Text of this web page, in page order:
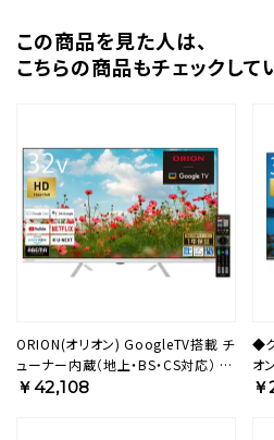
この商品を⾒た⼈は、
こちらの商品もチェックして
ORION(オリオン) GoogleTV搭載 チ
ューナー内蔵（地上・BS・CS対応） ス
マートテレビ ホワイト 32v型 ハイビ
￥42,108
◆
オ
対